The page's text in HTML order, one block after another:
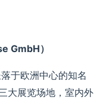
GmbH）
于欧洲中心的知名
大展览场地，室内外